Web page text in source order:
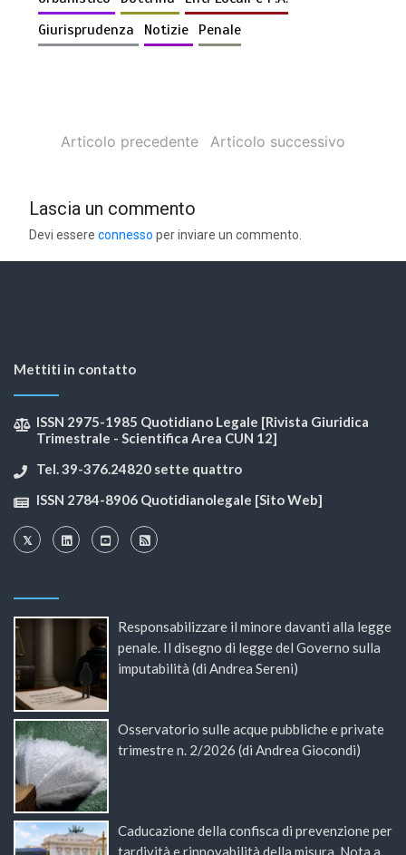
Giurisprudenza
Notizie Penale
Articolo precedente Articolo successivo
Lascia un commento
Devi essereconnesso per inviare un commento.
Mettiti in contatto
ISSN 2975-1985 Quotidiano Legale [Rivista Giuridica
Trimestrale - Scientifica Area CUN 12]
Tel. 39-376.24820 sette quattro
ISSN 2784-8906 Quotidianolegale [Sito Web]
Responsabilizzare il minore davanti alla legge
penale. Il disegno di legge del Governo sulla
imputabilità (di Andrea Sereni)
Osservatorio sulle acque pubbliche e private
trimestre n. 2/2026 (di Andrea Giocondi)
Caducazione della confisca di prevenzione per
tardività e rinnovabilità della misura. Nota a